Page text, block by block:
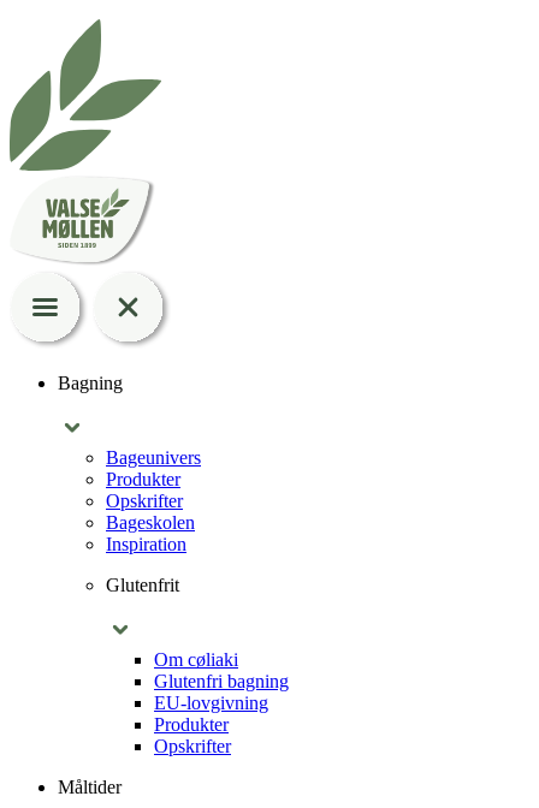
Bagning
Bageunivers
Produkter
Opskrifter
Bageskolen
Inspiration
Glutenfrit
Om cøliaki
Glutenfri bagning
EU-lovgivning
Produkter
Opskrifter
Måltider